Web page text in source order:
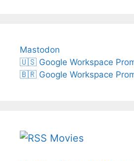
Mastodon
🇺🇸 Google Workspace
🇧🇷 Google Workspace
Movies